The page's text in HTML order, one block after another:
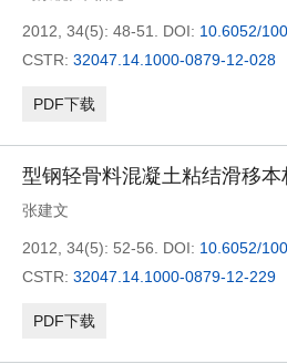
2012, 34(5): 48-51. DOI: 10.6052/
CSTR: 32047.14.1000-0879-12-028
PDF下载
型钢轻骨料混凝土粘结滑移本
张建文
2012, 34(5): 52-56. DOI: 10.6052/
CSTR: 32047.14.1000-0879-12-229
PDF下载